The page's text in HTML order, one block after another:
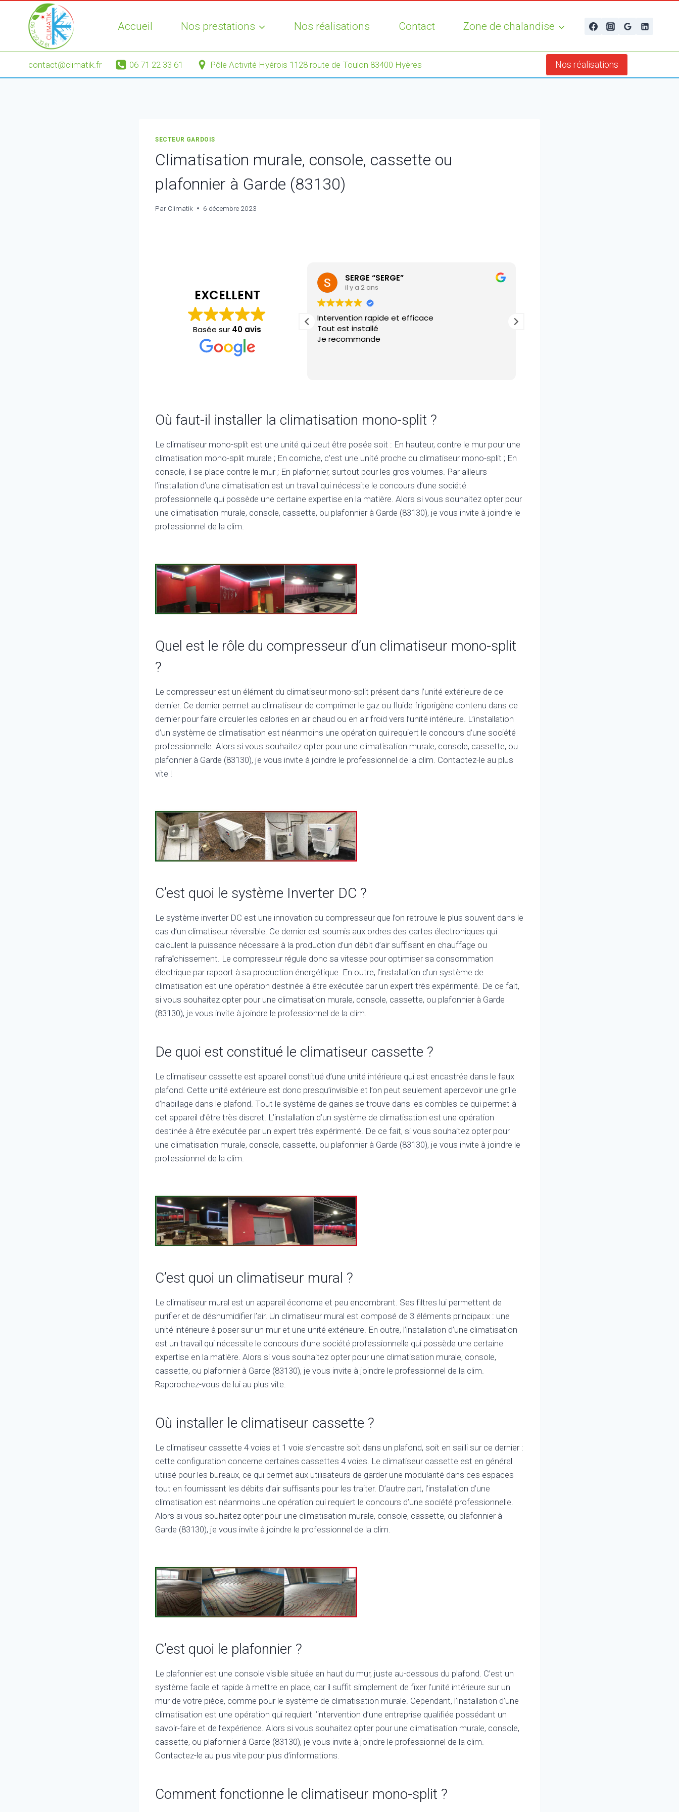
contenu
Accueil Nos prestations Nos réalisations Contact Zone de chalandise
contact@climatik.fr 06 71 22 33 61 Pôle Activité Hyérois 1128 route de Toulon 83400 Hyères Nos réalisations
SECTEUR GARDOIS
Climatisation murale, console, cassette ou
plafonnier à Garde (83130)
Par Climatik 6 décembre 2023
EXCELLENT
Basée sur 40 avis
Personne au top carré et propre
SERGE “SERGE”
il y a 2 ans
Intervention rapide et efficace
Tout est installé
Je recommande
Où faut-il installer la climatisation mono-split ?
Le climatiseur mono-split est une unité qui peut être posée soit : En hauteur, contre le mur pour une
climatisation mono-split murale ; En corniche, c’est une unité proche du climatiseur mono-split ; En
console, il se place contre le mur ; En plafonnier, surtout pour les gros volumes. Par ailleurs
l’installation d’une climatisation est un travail qui nécessite le concours d’une société
professionnelle qui possède une certaine expertise en la matière. Alors si vous souhaitez opter pour
une climatisation murale, console, cassette, ou plafonnier à Garde (83130), je vous invite à joindre le
professionnel de la clim.
Quel est le rôle du compresseur d’un climatiseur mono-split
?
Le compresseur est un élément du climatiseur mono-split présent dans l’unité extérieure de ce
dernier. Ce dernier permet au climatiseur de comprimer le gaz ou fluide frigorigène contenu dans ce
dernier pour faire circuler les calories en air chaud ou en air froid vers l’unité intérieure. L’installation
d’un système de climatisation est néanmoins une opération qui requiert le concours d’une société
professionnelle. Alors si vous souhaitez opter pour une climatisation murale, console, cassette, ou
plafonnier à Garde (83130), je vous invite à joindre le professionnel de la clim. Contactez-le au plus
vite !
C’est quoi le système Inverter DC ?
Le système inverter DC est une innovation du compresseur que l’on retrouve le plus souvent dans le
cas d’un climatiseur réversible. Ce dernier est soumis aux ordres des cartes électroniques qui
calculent la puissance nécessaire à la production d’un débit d’air suffisant en chauffage ou
rafraîchissement. Le compresseur régule donc sa vitesse pour optimiser sa consommation
électrique par rapport à sa production énergétique. En outre, l’installation d’un système de
climatisation est une opération destinée à être exécutée par un expert très expérimenté. De ce fait,
si vous souhaitez opter pour une climatisation murale, console, cassette, ou plafonnier à Garde
(83130), je vous invite à joindre le professionnel de la clim.
De quoi est constitué le climatiseur cassette ?
Le climatiseur cassette est appareil constitué d’une unité intérieure qui est encastrée dans le faux
plafond. Cette unité extérieure est donc presqu’invisible et l’on peut seulement apercevoir une grille
d’habillage dans le plafond. Tout le système de gaines se trouve dans les combles ce qui permet à
cet appareil d’être très discret. L’installation d’un système de climatisation est une opération
destinée à être exécutée par un expert très expérimenté. De ce fait, si vous souhaitez opter pour
une climatisation murale, console, cassette, ou plafonnier à Garde (83130), je vous invite à joindre le
professionnel de la clim.
C’est quoi un climatiseur mural ?
Le climatiseur mural est un appareil économe et peu encombrant. Ses filtres lui permettent de
purifier et de déshumidifier l’air. Un climatiseur mural est composé de 3 éléments principaux : une
unité intérieure à poser sur un mur et une unité extérieure. En outre, l’installation d’une climatisation
est un travail qui nécessite le concours d’une société professionnelle qui possède une certaine
expertise en la matière. Alors si vous souhaitez opter pour une climatisation murale, console,
cassette, ou plafonnier à Garde (83130), je vous invite à joindre le professionnel de la clim.
Rapprochez-vous de lui au plus vite.
Où installer le climatiseur cassette ?
Le climatiseur cassette 4 voies et 1 voie s’encastre soit dans un plafond, soit en sailli sur ce dernier :
cette configuration concerne certaines cassettes 4 voies. Le climatiseur cassette est en général
utilisé pour les bureaux, ce qui permet aux utilisateurs de garder une modularité dans ces espaces
tout en fournissant les débits d’air suffisants pour les traiter. D’autre part, l’installation d’une
climatisation est néanmoins une opération qui requiert le concours d’une société professionnelle.
Alors si vous souhaitez opter pour une climatisation murale, console, cassette, ou plafonnier à
Garde (83130), je vous invite à joindre le professionnel de la clim.
C’est quoi le plafonnier ?
Le plafonnier est une console visible située en haut du mur, juste au-dessous du plafond. C’est un
système facile et rapide à mettre en place, car il suffit simplement de fixer l’unité intérieure sur un
mur de votre pièce, comme pour le système de climatisation murale. Cependant, l’installation d’une
climatisation est une opération qui requiert l’intervention d’une entreprise qualifiée possédant un
savoir-faire et de l’expérience. Alors si vous souhaitez opter pour une climatisation murale, console,
cassette, ou plafonnier à Garde (83130), je vous invite à joindre le professionnel de la clim.
Contactez-le au plus vite pour plus d’informations.
Comment fonctionne le climatiseur mono-split ?